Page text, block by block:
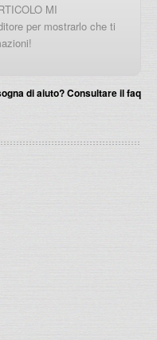
MI
per mostrarlo che ti
di aiuto? Consultare il faq